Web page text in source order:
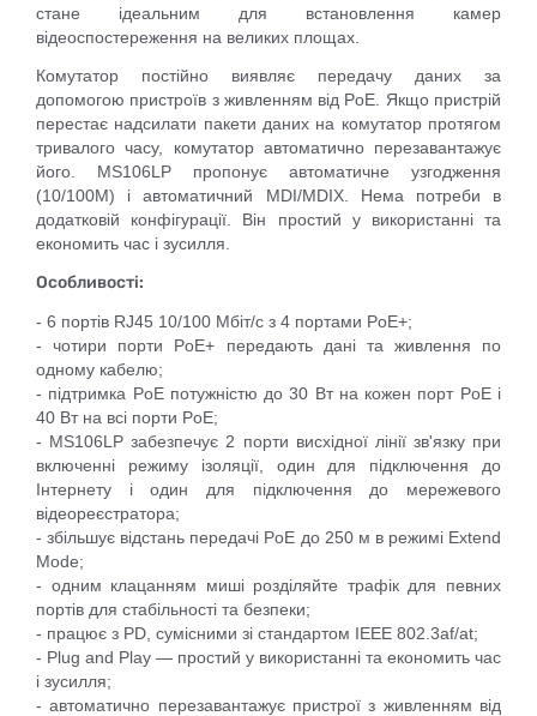
стане ідеальним для встановлення камер
відеоспостереження на великих площах.
Комутатор постійно виявляє передачу даних за
допомогою пристроїв з живленням від PoE. Якщо пристрій
перестає надсилати пакети даних на комутатор протягом
тривалого часу, комутатор автоматично перезавантажує
його. MS106LP пропонує автоматичне узгодження
(10/100M) і автоматичний MDI/MDIX. Нема потреби в
додатковій конфігурації. Він простий у використанні та
економить час і зусилля.
Особливості:
- 6 портів RJ45 10/100 Мбіт/с з 4 портами PoE+;
- чотири порти PoE+ передають дані та живлення по
одному кабелю;
- підтримка PoE потужністю до 30 Вт на кожен порт PoE і
40 Вт на всі порти PoE;
- MS106LP забезпечує 2 порти висхідної лінії зв'язку при
включенні режиму ізоляції, один для підключення до
Інтернету і один для підключення до мережевого
відеореєстратора;
- збільшує відстань передачі PoE до 250 м в режимі Extend
Mode;
- одним клацанням миші розділяйте трафік для певних
портів для стабільності та безпеки;
- працює з PD, сумісними зі стандартом IEEE 802.3af/at;
- Plug and Play — простий у використанні та економить час
і зусилля;
- автоматично перезавантажує пристрої з живленням від